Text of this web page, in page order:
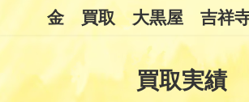
ン
ー
金 買取 大黒屋 吉祥寺
買取実績